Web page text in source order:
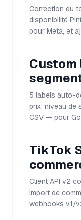
Correction du
disponibilité
pour Meta, et
Custom
5 labels auto-
prix, niveau de
CSV — pour
TikTok
Client API v2
import de
webhooks v1/